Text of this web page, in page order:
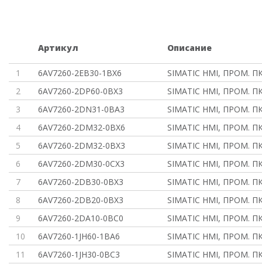
Артикул Описание
1 6AV7260-2EB30-1BX6
SIMATIC HMI, ПРОМ.
2
6AV7260-2DP60-0BX3
SIMATIC HMI, ПРОМ.
3
6AV7260-2DN31-0BA3
SIMATIC HMI, ПРОМ.
4
6AV7260-2DM32-0BX6
SIMATIC HMI, ПРОМ.
5
6AV7260-2DM32-0BX3
SIMATIC HMI, ПРОМ.
6
6AV7260-2DM30-0CX3
SIMATIC HMI, ПРОМ.
7
6AV7260-2DB30-0BX3
SIMATIC HMI, ПРОМ.
8
6AV7260-2DB20-0BX3
SIMATIC HMI, ПРОМ.
9
6AV7260-2DA10-0BC0
SIMATIC HMI, ПРОМ.
10
6AV7260-1JH60-1BA6
SIMATIC HMI, ПРОМ.
11
6AV7260-1JH30-0BC3
SIMATIC HMI, ПРОМ.